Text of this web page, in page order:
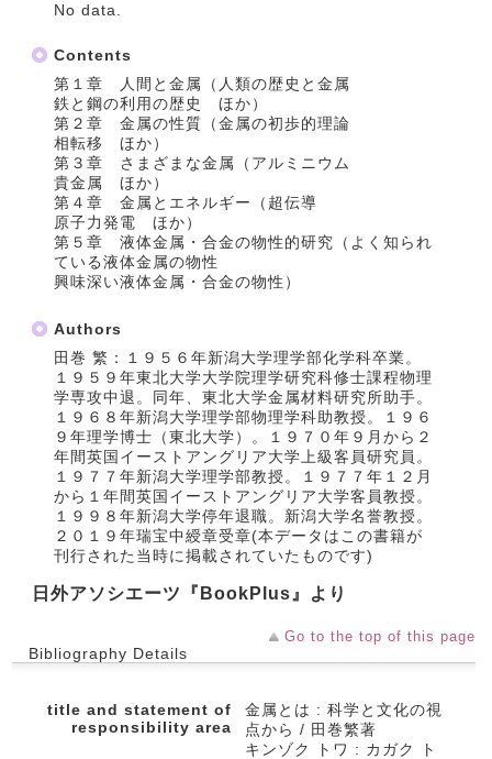
No data.
Contents
第１章 人間と金属（人類の歴史と金属
鉄と鋼の利用の歴史 ほか）
第２章 金属の性質（金属の初歩的理論
相転移 ほか）
第３章 さまざまな金属（アルミニウム
貴金属 ほか）
第４章 金属とエネルギー（超伝導
原子力発電 ほか）
第５章 液体金属・合金の物性的研究（よく知られ
ている液体金属の物性
興味深い液体金属・合金の物性）
Authors
田巻 繁：１９５６年新潟大学理学部化学科卒業。
１９５９年東北大学大学院理学研究科修士課程物理
学専攻中退。同年、東北大学金属材料研究所助手。
１９６８年新潟大学理学部物理学科助教授。１９６
９年理学博士（東北大学）。１９７０年９月から２
年間英国イーストアングリア大学上級客員研究員。
１９７７年新潟大学理学部教授。１９７７年１２月
から１年間英国イーストアングリア大学客員教授。
１９９８年新潟大学停年退職。新潟大学名誉教授。
２０１９年瑞宝中綬章受章(本データはこの書籍が
刊行された当時に掲載されていたものです)
日外アソシエーツ『BookPlus』より
Go to the top of this page
Bibliography Details
title and statement of
responsibility area
金属とは : 科学と文化の視
点から / 田巻繁著
キンゾク トワ : カガク ト